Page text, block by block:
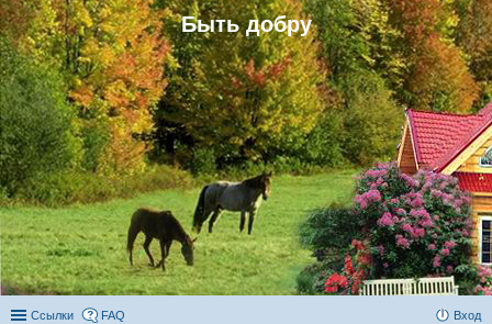
Быть добру
Ссылки FAQ Вход